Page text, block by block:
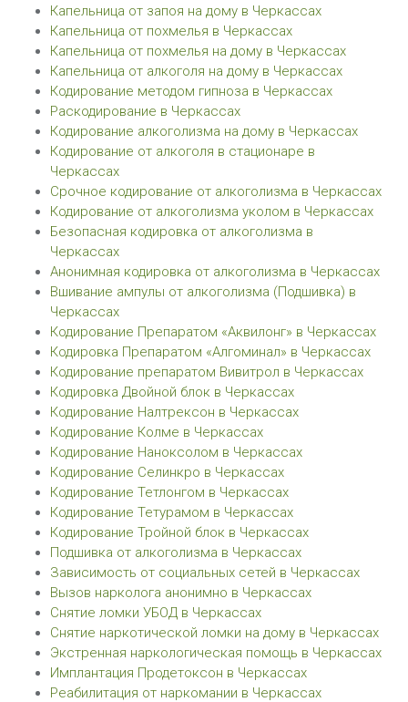
Капельница от запоя на дому в Черкассах
Капельница от похмелья в Черкассах
Капельница от похмелья на дому в Черкассах
Капельница от алкоголя на дому в Черкассах
Кодирование методом гипноза в Черкассах
Раскодирование в Черкассах
Кодирование алкоголизма на дому в Черкассах
Кодирование от алкоголя в стационаре в
Черкассах
Срочное кодирование от алкоголизма в Черкассах
Кодирование от алкоголизма уколом в Черкассах
Безопасная кодировка от алкоголизма в
Черкассах
Анонимная кодировка от алкоголизма в Черкассах
Вшивание ампулы от алкоголизма (Подшивка) в
Черкассах
Кодирование Препаратом «Аквилонг» в Черкассах
Кодировка Препаратом «Алгоминал» в Черкассах
Кодирование препаратом Вивитрол в Черкассах
Кодировка Двойной блок в Черкассах
Кодирование Налтрексон в Черкассах
Кодирование Колме в Черкассах
Кодирование Наноксолом в Черкассах
Кодирование Селинкро в Черкассах
Кодирование Тетлонгом в Черкассах
Кодирование Тетурамом в Черкассах
Кодирование Тройной блок в Черкассах
Подшивка от алкоголизма в Черкассах
Зависимость от социальных сетей в Черкассах
Вызов нарколога анонимно в Черкассах
Снятие ломки УБОД в Черкассах
Снятие наркотической ломки на дому в Черкассах
Экстренная наркологическая помощь в Черкассах
Имплантация Продетоксон в Черкассах
Реабилитация от наркомании в Черкассах